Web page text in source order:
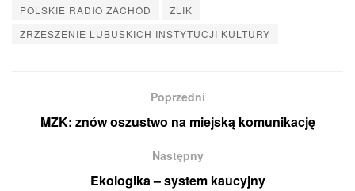
POLSKIE RADIO ZACHÓD
ZLIK
ZRZESZENIE LUBUSKICH INSTYTUCJI KULTURY
Poprzedni
MZK: znów oszustwo na miejską komunikację
Następny
Ekologika – system kaucyjny